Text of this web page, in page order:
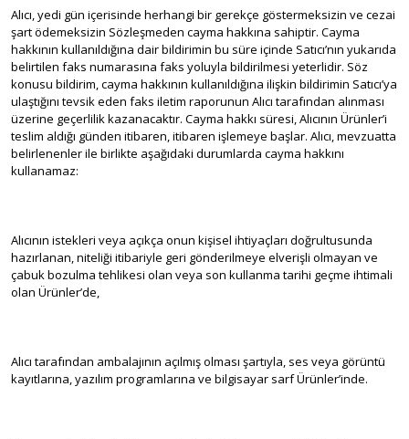
Alıcı, yedi gün içerisinde herhangi bir gerekçe göstermeksizin ve cezai
şart ödemeksizin Sözleşmeden cayma hakkına sahiptir. Cayma
hakkının kullanıldığına dair bildirimin bu süre içinde Satıcı’nın yukarıda
belirtilen faks numarasına faks yoluyla bildirilmesi yeterlidir. Söz
konusu bildirim, cayma hakkının kullanıldığına ilişkin bildirimin Satıcı’ya
ulaştığını tevsik eden faks iletim raporunun Alıcı tarafından alınması
üzerine geçerlilik kazanacaktır. Cayma hakkı süresi, Alıcının Ürünler’i
teslim aldığı günden itibaren, itibaren işlemeye başlar. Alıcı, mevzuatta
belirlenenler ile birlikte aşağıdaki durumlarda cayma hakkını
kullanamaz:
Alıcının istekleri veya açıkça onun kişisel ihtiyaçları doğrultusunda
hazırlanan, niteliği itibariyle geri gönderilmeye elverişli olmayan ve
çabuk bozulma tehlikesi olan veya son kullanma tarihi geçme ihtimali
olan Ürünler’de,
Alıcı tarafından ambalajının açılmış olması şartıyla, ses veya görüntü
kayıtlarına, yazılım programlarına ve bilgisayar sarf Ürünler’inde.